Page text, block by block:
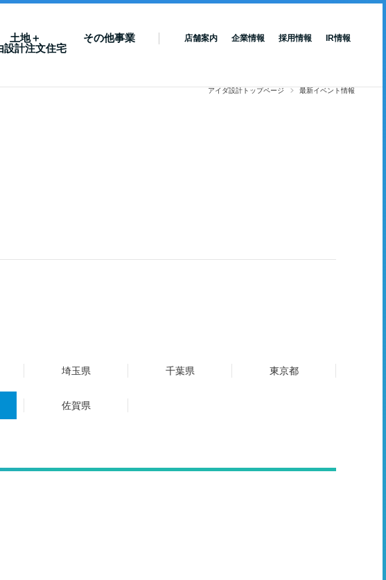
土地＋
設計注文住宅
その他事業 店舗案内 企業情報 採用情報 IR情報
アイダ設計トップページ 最新イベント情報
埼玉県 千葉県 東京都
佐賀県